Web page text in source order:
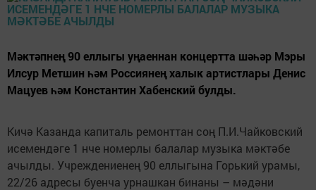
Мәктәпнең 90 еллыгы уңаеннан концертта шәһәр Мэры
Илсур Метшин һәм Россиянең халык артистлары Денис
Мацуев һәм Константин Хабенский булды.
Кичә Казанда капиталь ремонттан соң П.И.Чайковский
исемендәге 1 нче номерлы балалар музыка мәктәбе
ачылды. Учреждениенең 90 еллыгына Горький урамы,
22/26 адресы буенча урнашкан бинаны – мәдәни